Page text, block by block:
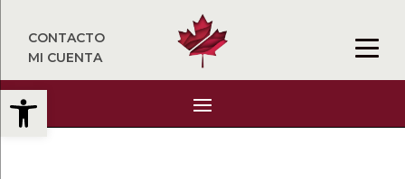
Abrir barra de herramientas
CONTACTO
MI CUENTA